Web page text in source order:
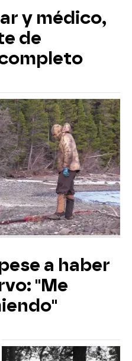
y médico,
de
a haber
"Me